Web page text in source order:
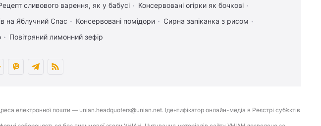
сливового варення, як у бабусі
Консервовані огірки як бочкові
на Яблучний Спас Консервовані помідори
Сирна запіканка з рисом
Повітряний лимонний зефір
пошти — unian.headquoters@unian.net. Ідентифікатор онлайн-медіа в Реєстрі суб’єктів